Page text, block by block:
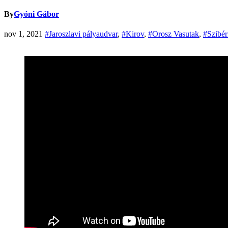
ByGyóni Gábor
nov 1, 2021 #Jaroszlavi pályaudvar, #Kirov, #Orosz Vasutak,